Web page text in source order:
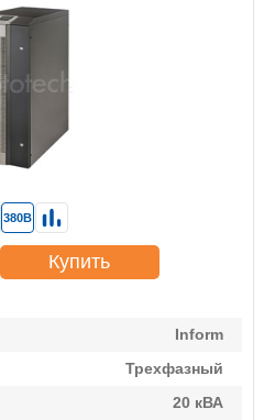
Inform
Трехфазный
20 кВА
380В
Купить